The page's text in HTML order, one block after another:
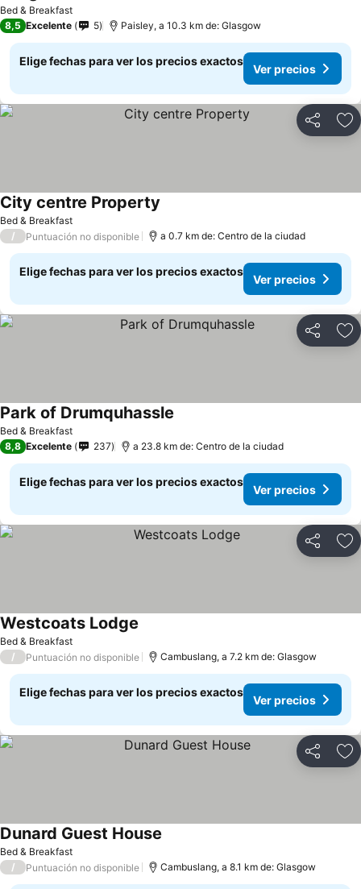
Bed & Breakfast
8,5 Excelente 5 Paisley, a 10.3 km de: Glasgow
Elige fechas para ver los precios exactos
Ver precios
Compartir
Bed & Breakfast
City centre Property
/ Puntuación no disponible a 0.7 km de: Centro de la ciudad
Elige fechas para ver los precios exactos
Ver precios
Compartir
Bed & Breakfast
Park of Drumquhassle
8,8 Excelente 237 a 23.8 km de: Centro de la ciudad
Elige fechas para ver los precios exactos
Ver precios
Compartir
Bed & Breakfast
Westcoats Lodge
/ Puntuación no disponible Cambuslang, a 7.2 km de: Glasgow
Elige fechas para ver los precios exactos
Ver precios
Compartir
Bed & Breakfast
Dunard Guest House
/ Puntuación no disponible Cambuslang, a 8.1 km de: Glasgow